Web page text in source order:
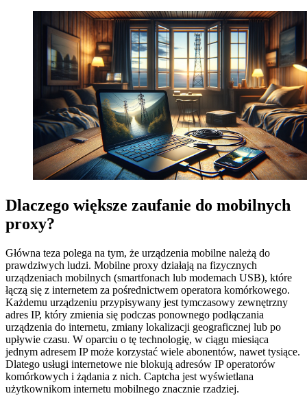
Dlaczego większe zaufanie do mobilnych
proxy?
Główna teza polega na tym, że urządzenia mobilne należą do
prawdziwych ludzi. Mobilne proxy działają na fizycznych
urządzeniach mobilnych (smartfonach lub modemach USB), które
łączą się z internetem za pośrednictwem operatora komórkowego.
Każdemu urządzeniu przypisywany jest tymczasowy zewnętrzny
adres IP, który zmienia się podczas ponownego podłączania
urządzenia do internetu, zmiany lokalizacji geograficznej lub po
upływie czasu. W oparciu o tę technologię, w ciągu miesiąca
jednym adresem IP może korzystać wiele abonentów, nawet tysiące.
Dlatego usługi internetowe nie blokują adresów IP operatorów
komórkowych i żądania z nich. Captcha jest wyświetlana
użytkownikom internetu mobilnego znacznie rzadziej.